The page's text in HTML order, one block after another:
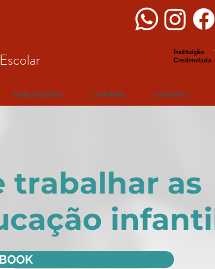
Instituição
Credenciada
PUBLICAÇÕES LIVRARIA CONTATO
trabalhar as